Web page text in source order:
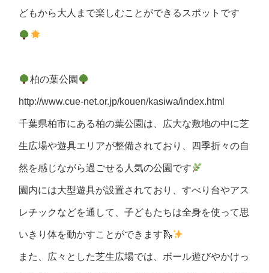
どもから大人まで楽しむことができるスポットです
柏の葉公園
http://www.cue-net.or.jp/kouen/kasiwa/index.html
千葉県柏市にある柏の葉公園は、広大な敷地の中に芝
生広場や遊具エリアが整備されており、四季折々の自
然を感じながら過ごせる人気の公園です
園内には大型遊具が設置されており、すべり台やアス
レチックなどを通して、子どもたちは全身を使って思
いきり体を動かすことができます🛝
また、広々とした芝生広場では、ボール遊びやかけっ